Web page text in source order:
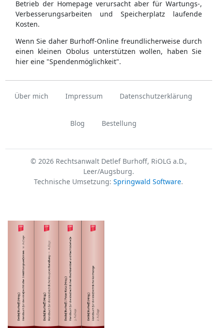
Betrieb der Homepage verursacht aber für Wartungs-,
Verbesserungsarbeiten und Speicherplatz laufende
Kosten.
Wenn Sie daher Burhoff-Online freundlicherweise durch
einen kleinen Obolus unterstützen wollen, haben Sie
hier eine "Spendenmöglichkeit".
Über mich Impressum Datenschutzerklärung
Blog Bestellung
© 2026 Rechtsanwalt Detlef Burhoff, RiOLG a.D.,
Leer/Augsburg.
Technische Umsetzung: Springwald Software.